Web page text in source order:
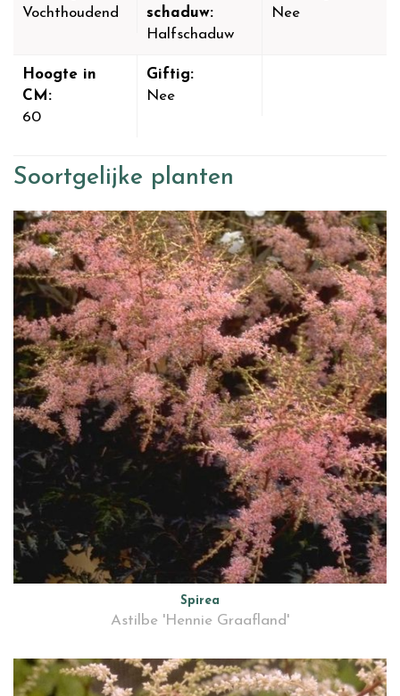
Vochthoudend
schaduw:
Halfschaduw
Nee
Hoogte in
CM:
60
Giftig:
Nee
Soortgelijke planten
Spirea
Astilbe 'Hennie Graafland'